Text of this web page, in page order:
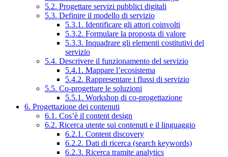
5.2. Progettare servizi pubblici digitali
5.3. Definire il modello di servizio
5.3.1. Identificare gli attori coinvolti
5.3.2. Formulare la proposta di valore
5.3.3. Inquadrare gli elementi costitutivi del
servizio
5.4. Descrivere il funzionamento del servizio
5.4.1. Mappare l’ecosistema
5.4.2. Rappresentare i flussi di servizio
5.5. Co-progettare le soluzioni
5.5.1. Workshop di co-progettazione
6. Progettazione dei contenuti
6.1. Cos’è il content design
6.2. Ricerca utente sui contenuti e il linguaggio
6.2.1. Content discovery
6.2.2. Dati di ricerca (search keywords)
6.2.3. Ricerca tramite analytics